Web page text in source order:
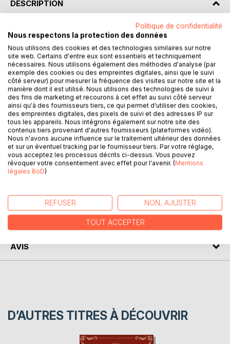
DESCRIPTION
Ce livre révèle le sens secret de la religion, les raisons de
son apparition sur la Terre, et son avenir dans la sixième
race, son lien avec les processus cosmiques. Le lecteur
apprendra comment, grâce aux rites et aux prières, il dirige
la circulation des énergies dans son intérieur, il apprendra
pourquoi la croix est placée sur la tombe et sur le dôme du
temple, ce que les prières donnent à l'âme et pourquoi le
baptême et les rites funéraires sont nécessaires.
Le livre raconte de nouvelles choses sur Dieu et le Christ,
sur le Second Avènement et l'Antéchrist, présente la
nouvelle « Bible de feu » prédite par la voyante bulgare
Baba Vanga, et on y découvre ce qu'est le monothéisme et
quand il viendra.
AVIS
D’AUTRES TITRES À DÉCOUVRIR
Politique de confidentialité
Nous respectons la protection des données
Nous utilisons des cookies et des technologies similaires sur notre
site web. Certains d'entre eux sont essentiels et techniquement
nécessaires. Nous utilisons également des méthodes d'analyse (par
exemple des cookies ou des empreintes digitales, ainsi que le suivi
côté serveur) pour mesurer la fréquence des visites sur notre site et la
manière dont il est utilisé. Nous utilisons des technologies de suivi à
des fins de marketing et recourons à cet effet au suivi côté serveur
ainsi qu'à des fournisseurs tiers, ce qui permet d'utiliser des cookies,
des empreintes digitales, des pixels de suivi et des adresses IP sur
tous les appareils. Nous intégrons également sur notre site des
contenus tiers provenant d'autres fournisseurs (plateformes vidéo).
Nous n'avons aucune influence sur le traitement ultérieur des données
et sur un éventuel tracking par le fournisseur tiers. Par votre réglage,
vous acceptez les processus décrits ci-dessus. Vous pouvez
révoquer votre consentement avec effet pour l'avenir. (Mentions
légales BoD)
REFUSER NON, AJUSTER
TOUT ACCEPTER